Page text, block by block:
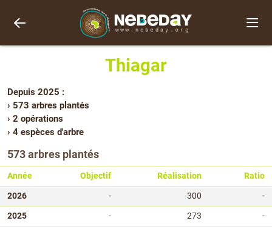
Thiagar
Depuis 2025 :
› 573 arbres plantés
› 2 opérations
› 4 espèces d'arbre
573 arbres plantés
Année Objectif Réalisation
Ratio
2026
- 300
-
2025
- 273 -